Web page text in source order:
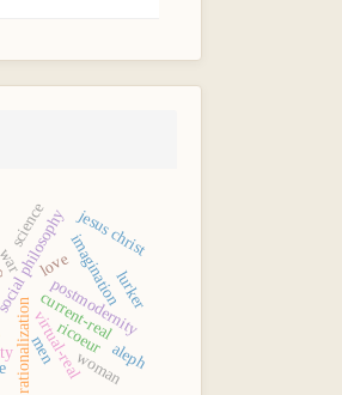
rationalizationvirtual-real
current-real
postmodernity
imagination
ricoeur
lurker
jesus christ
woman
men
love
aleph
science